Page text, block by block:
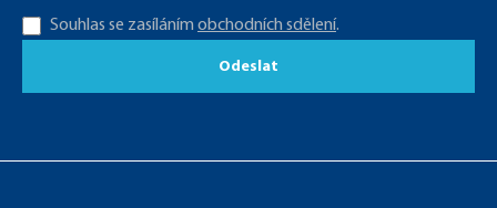
Souhlas se zasíláním obchodních sdělení.
Odeslat